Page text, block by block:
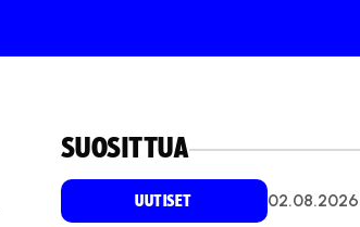
SUOSITTUA
UUTISET 02.08.2026